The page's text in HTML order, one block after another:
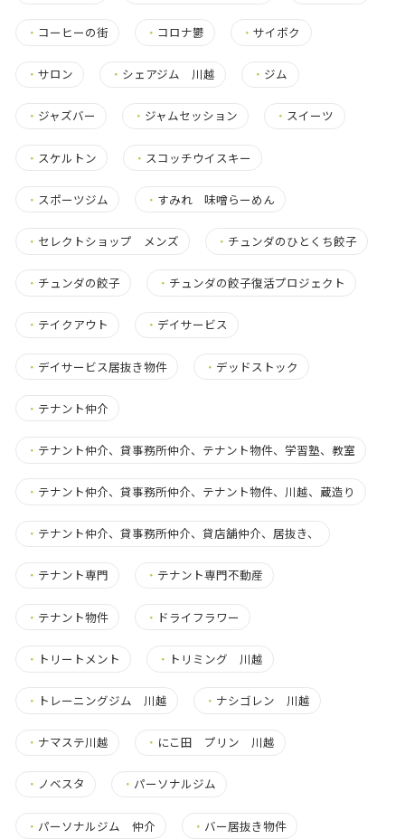
・ コーヒーの街 ・ コロナ鬱 ・サイボク
・ サロン ・ シェアジム 川越 ・ ジム
・ ジャズバー ・ ジャムセッション ・ スイーツ
・ スケルトン ・ スコッチウイスキー
・ スポーツジム ・ すみれ 味噌らーめん
・ セレクトショップ メンズ ・ チュンダのひとくち餃子
・ チュンダの餃子 ・ チュンダの餃子復活プロジェクト
・ テイクアウト ・ デイサービス
・ デイサービス居抜き物件 ・ デッドストック
・ テナント仲介
・ テナント仲介、貸事務所仲介、テナント物件、学習塾、教室
・ テナント仲介、貸事務所仲介、テナント物件、川越、蔵造り
・ テナント仲介、貸事務所仲介、貸店舗仲介、居抜き、
・ テナント専門 ・ テナント専門不動産
・ テナント物件 ・ ドライフラワー
・ トリートメント ・ トリミング 川越
・ トレーニングジム 川越 ・ ナシゴレン 川越
・ ナマステ川越 ・ にこ田 プリン 川越
・ ノベスタ ・ パーソナルジム
・ パーソナルジム 仲介 ・ バー居抜き物件